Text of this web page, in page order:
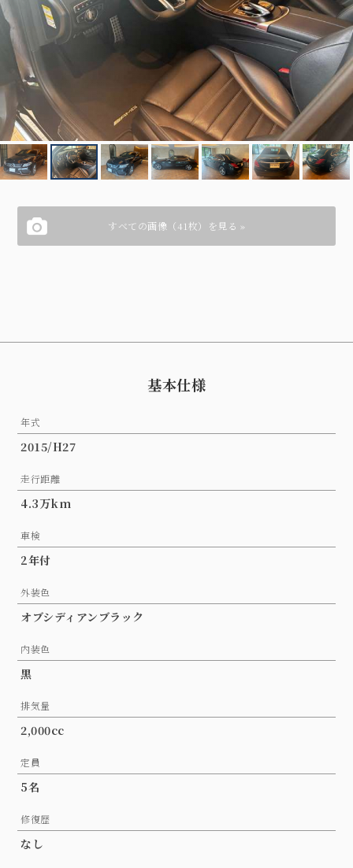
すべての画像（41枚）を見る »
基本仕様
年式
2015/H27
走行距離
4.3万km
車検
2年付
外装色
オブシディアンブラック
内装色
黒
排気量
2,000cc
定員
5名
修復歴
なし